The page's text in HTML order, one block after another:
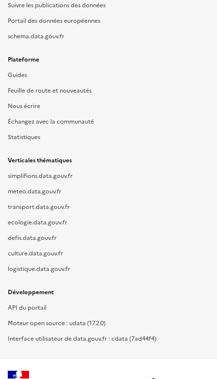
Suivre les publications des données
Portail des données européennes
schema.data.gouv.fr
Plateforme
Guides
Feuille de route et nouveautés
Nous écrire
Échangez avec la communauté
Statistiques
Verticales thématiques
simplifions.data.gouv.fr
meteo.data.gouv.fr
transport.data.gouv.fr
ecologie.data.gouv.fr
defis.data.gouv.fr
culture.data.gouv.fr
logistique.data.gouv.fr
Développement
API du portail
Moteur open source : udata (17.2.0)
Interface utilisateur de data.gouv.fr : cdata (7ad44f4)